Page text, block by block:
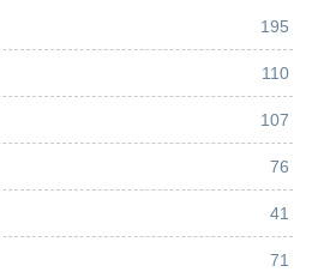
195
110
107
76
41
71